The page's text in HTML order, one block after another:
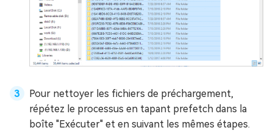
Pour nettoyer les fichiers de préchargement,
répétez le processus en tapant prefetch dans la
boîte "Exécuter" et en suivant les mêmes étapes.